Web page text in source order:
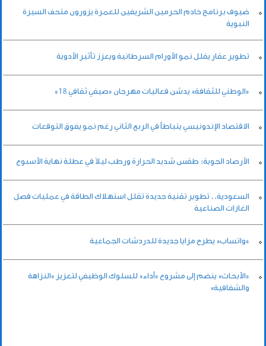
ضيوف برنامج خادم الحرمين الشريفين للعمرة يزورون متحف السيرة
النبوية
تطوير عقار يقلل نمو الأورام السرطانية ويعزز تأثير الأدوية
«الوطني للثقافة» يدشن فعاليات مهرجان «صيفي ثقافي 18»
الاقتصاد الإندونيسي يتباطأ في الربع الثاني رغم نمو يفوق التوقعات
الأرصاد الجوية: طقس شديد الحرارة ورطب ليلاً في عطلة نهاية الأسبوع
السعودية.. تطوير تقنية جديدة تقلل استهلاك الطاقة في عمليات فصل
الغازات الصناعية
«واتساب» يطرح مزايا جديدة للدردشات الجماعية
«الأبحاث» ينضم إلى مشروع «أداء» للسلوك الوظيفي لتعزيز «النزاهة
والشفافية»